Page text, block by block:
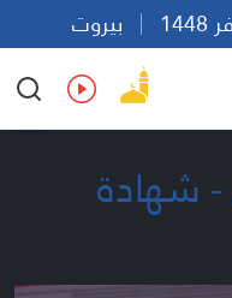
بيروت
Ar En Fr Es
- شهادة